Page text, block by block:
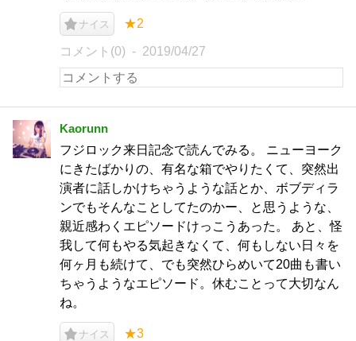
ナイス ★2
コメント(0) 2019/04/27
Kaorunn
フジロック来日記念で読んでみる。 ニューヨーク
にきたばかりの、有名な箱でやりたくて、突然出
演者に話しかけちゃうような話とか、ボブディラ
ンでもそんなことしてたのかー、と思うような、
親近感わくエピソードけっこうあった。 あと、怪
我して何もやる気起きなくて、何もしない日々を
何ヶ月も続けて、でも突然ひらめいて20曲も書い
ちゃうようなエピソード。休むことって大切なん
ね。
ナイス ★3